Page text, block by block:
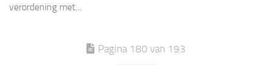
verordening met...
Pagina 180 van 193